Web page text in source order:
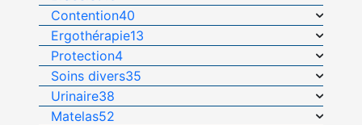
Contention40
Ergothérapie13
Protection4
Soins divers35
Urinaire38
Matelas52